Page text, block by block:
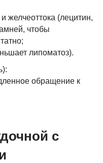
желчеоттока (лецитин,
чтобы
липоматоз).
обращение к
с